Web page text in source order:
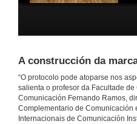
A construcción da
“O protocolo pode atoparse nos
salienta o profesor da Facultade
Comunicación Fernando Ramos,
Complementario de Comunicación
Internacionais de Comunicación
18 de
18 de